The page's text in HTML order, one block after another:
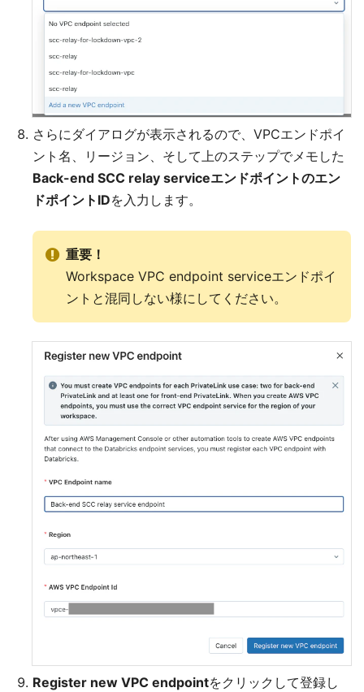
さらにダイアログが表示されるので、VPCエンドポイ
ント名、リージョン、そして上のステップでメモした
Back-end SCC relay serviceエンドポイントのエン
ドポイントIDを入力します。
重要！
Workspace VPC endpoint serviceエンドポイ
ントと混同しない様にしてください。
Register new VPC endpointをクリックして登録し